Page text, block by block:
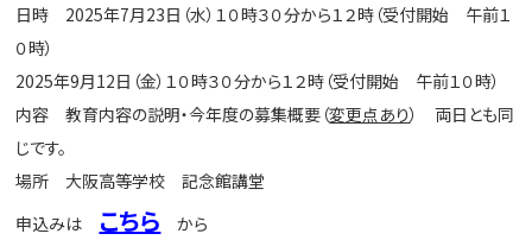
日時 2025年7月23日（水）１０時３０分から１２時（受付開始 午前１
０時）
2025年9月12日（金）１０時３０分から１２時（受付開始 午前１０時）
内容 教育内容の説明・今年度の募集概要（変更点あり） 両日とも同
じです。
場所 大阪高等学校 記念館講堂
申込みは こちら から